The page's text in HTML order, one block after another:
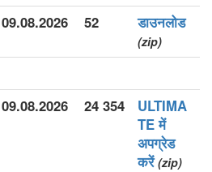
09.08.2026 52 डाउनलोड
(zip)
09.08.2026 24 354
ULTIMA
TE में
अपग्रेड
करें (zip)